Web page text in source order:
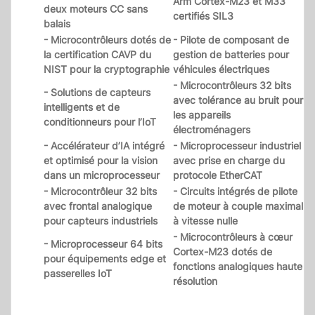
deux moteurs CC sans
balais
certifiés SIL3
- Microcontrôleurs dotés de
la certification CAVP du
NIST pour la cryptographie
- Pilote de composant de
gestion de batteries pour
véhicules électriques
- Solutions de capteurs
intelligents et de
conditionneurs pour l’IoT
- Microcontrôleurs 32 bits
avec tolérance au bruit pour
les appareils
électroménagers
- Accélérateur d’IA intégré
et optimisé pour la vision
dans un microprocesseur
- Microprocesseur industriel
avec prise en charge du
protocole EtherCAT
- Microcontrôleur 32 bits
avec frontal analogique
pour capteurs industriels
- Circuits intégrés de pilote
de moteur à couple maximal
à vitesse nulle
- Microprocesseur 64 bits
pour équipements edge et
passerelles IoT
- Microcontrôleurs à cœur
Cortex-M23 dotés de
fonctions analogiques haute
résolution